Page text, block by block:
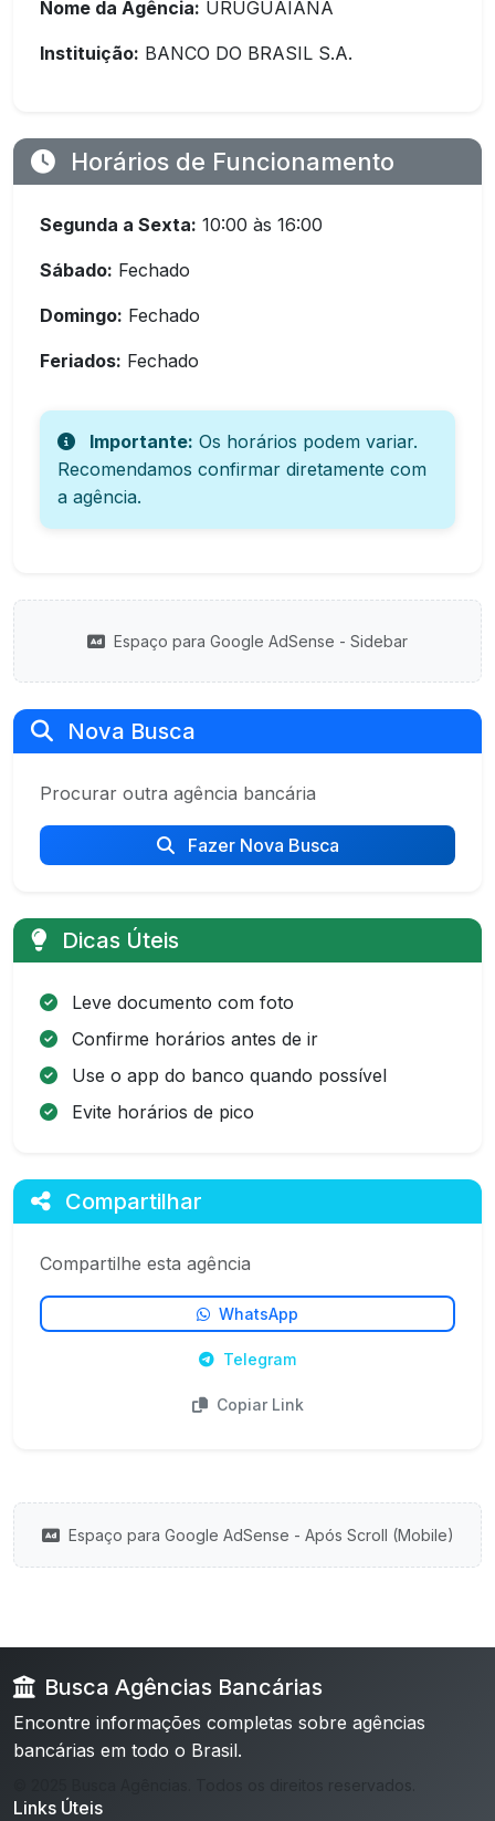
Nome da Agência: URUGUAIANA
Instituição: BANCO DO BRASIL S.A.
Horários de Funcionamento
Segunda a Sexta: 10:00 às 16:00
Sábado: Fechado
Domingo: Fechado
Feriados: Fechado
Importante: Os horários podem variar.
Recomendamos confirmar diretamente com
a agência.
Espaço para Google AdSense - Sidebar
Nova Busca
Procurar outra agência bancária
Fazer Nova Busca
Dicas Úteis
Leve documento com foto
Confirme horários antes de ir
Use o app do banco quando possível
Evite horários de pico
Compartilhar
Compartilhe esta agência
WhatsApp
Telegram
Copiar Link
Espaço para Google AdSense - Após Scroll (Mobile)
Busca Agências Bancárias
Encontre informações completas sobre agências
bancárias em todo o Brasil.
© 2025 Busca Agências. Todos os direitos reservados.
Links Úteis